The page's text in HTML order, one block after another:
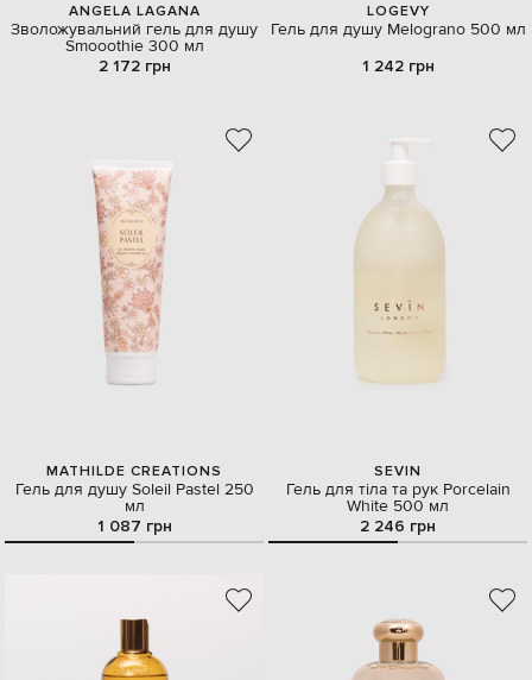
ANGELA LAGANA
Зволожувальний гель для душу
Smooothie 300 мл
2 172 грн
LOGEVY
Гель для душу Melograno 500 мл
1 242 грн
MATHILDE CREATIONS
Гель для душу Soleil Pastel 250
мл
1 087 грн
SEVIN
Гель для тіла та рук Porcelain
White 500 мл
2 246 грн